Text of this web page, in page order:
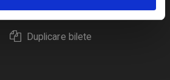
Duplicare bilete